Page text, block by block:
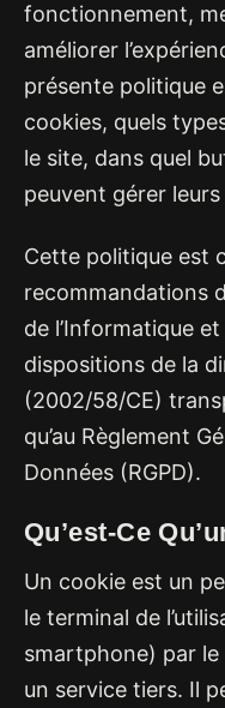
fonctionnement,
améliorer
présente politique
cookies, quels
le site, dans quel
peuvent gérer
Cette politique est
recommandations
de l’Informatique
dispositions de la
(2002/58/CE)
qu’au Règlement
Données (RGPD).
Qu’est-Ce
Un cookie est un
le terminal de
smartphone) par
un service tiers. Il